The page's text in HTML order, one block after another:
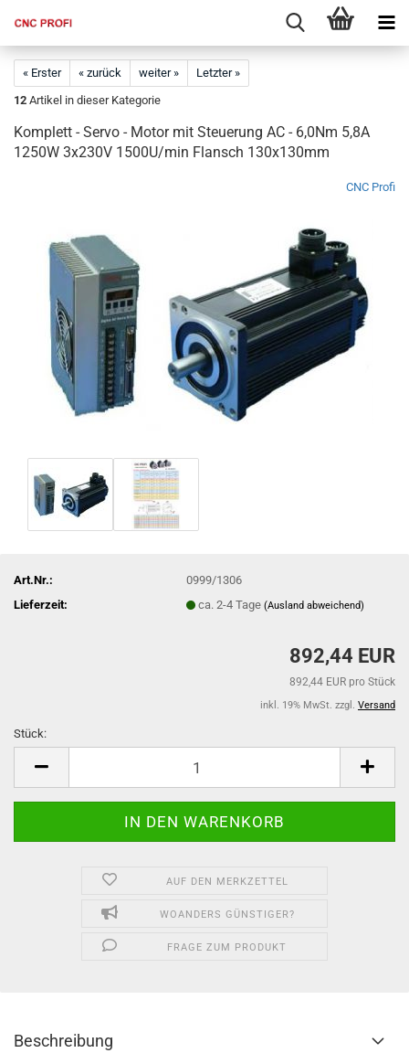
« Erster « zurück weiter »
Letzter »
12 Artikel in dieser Kategorie
Komplett - Servo - Motor mit Steuerung AC - 6,0Nm 5,8A
1250W 3x230V 1500U/min Flansch 130x130mm
CNC Profi
Art.Nr.:
0999/1306
Lieferzeit:
ca. 2-4 Tage(Ausland abweichend)
892,44 EUR
892,44 EUR pro Stück
inkl. 19% MwSt. zzgl. Versand
Stück:
AUF DEN MERKZETTEL
WOANDERS GÜNSTIGER?
FRAGE ZUM PRODUKT
Beschreibung